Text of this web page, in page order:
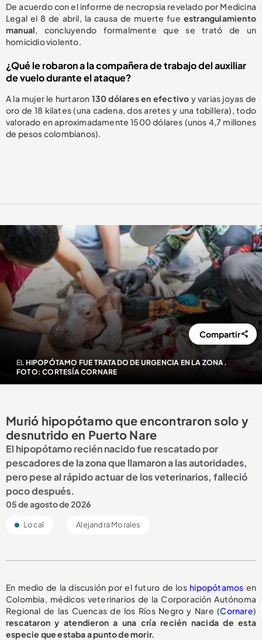
De acuerdo con el informe de necropsia revelado por Medicina
Legal el 8 de abril, la causa de muerte fue estrangulamiento
manual, concluyendo formalmente que se trató de un
homicidio violento.
¿Qué le robaron a la compañera de trabajo del auxiliar
de vuelo durante el ataque?
A la mujer le hurtaron 130 dólares en efectivo y varias joyas de
oro de 18 kilates (una cadena, dos aretes y una tobillera), todo
valorado en aproximadamente 1500 dólares (unos 4,7 millones
de pesos colombianos).
EL HIPOPÓTAMO FUE TRATADO DE URGENCIA EN LA ZONA.
FOTO: CORTESÍA CORNARE
Compartir
Murió hipopótamo que encontraron solo y
desnutrido en Puerto Nare
El hipopótamo recién nacido fue rescatado por
pescadores de la zona que llamaron a las autoridades,
pero pese al rápido actuar de los veterinarios, falleció
poco después.
05 de agosto de 2026
Local Alejandra Morales
En medio de la discusión por el futuro de los hipopótamos en
Colombia, médicos veterinarios de la Corporación Autónoma
Regional de las Cuencas de los Ríos Negro y Nare (Cornare)
rescataron y atendieron a una cría recién nacida de esta
especie que estaba a punto de morir.